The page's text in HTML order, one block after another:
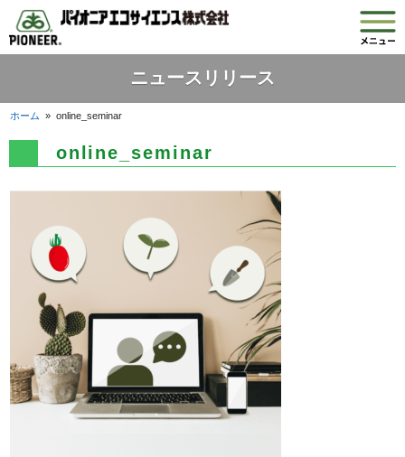
ニュースリリース
ホーム »online_seminar
online_seminar